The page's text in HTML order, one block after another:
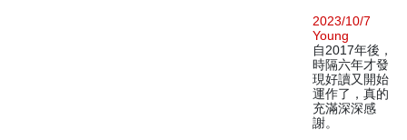
2023/10/7
Young
自2017年後，
時隔六年才發
現好讀又開始
運作了，真的
充滿深深感
謝。